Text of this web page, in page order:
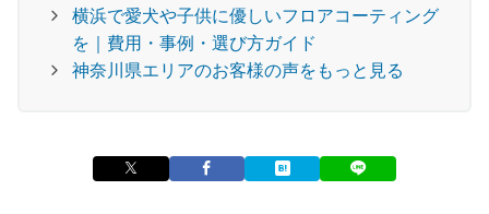
横浜で愛犬や子供に優しいフロアコーティング
を｜費用・事例・選び方ガイド
神奈川県エリアのお客様の声をもっと見る